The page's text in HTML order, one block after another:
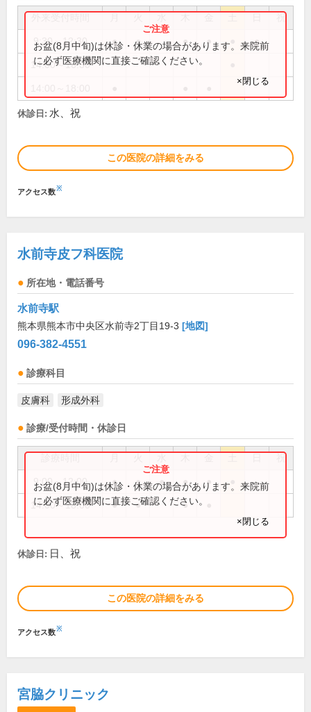
祝
9:30～12:30 ● ● ● ● ●
14:00～16:30
お盆(8月中旬)は休診・休業の場合があります。来院前
に必ず医療機関に直接ご確認ください。
×閉じる
休診日: 水、祝
この医院の詳細をみる
アクセス数※
水前寺皮フ科医院
所在地・電話番号
水前寺駅
熊本県熊本市中央区水前寺2丁目19-3 [地図]
096-382-4551
診療科目
皮膚科 形成外科
診療/受付時間・休診日
祝
9:00～12:00 ● ● ● ● ●
14:00～18:00 ● ● ●
お盆(8月中旬)は休診・休業の場合があります。来院前
に必ず医療機関に直接ご確認ください。
×閉じる
休診日: 日、祝
この医院の詳細をみる
アクセス数※
宮脇クリニック